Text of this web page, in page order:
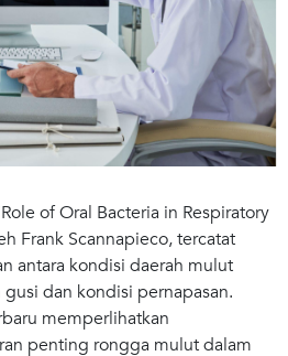
of Oral Bacteria in Respiratory
Frank Scannapieco, tercatat
antara kondisi daerah mulut
dan kondisi pernapasan.
memperlihatkan
penting rongga mulut dalam